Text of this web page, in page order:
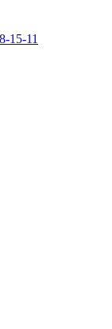
15-11